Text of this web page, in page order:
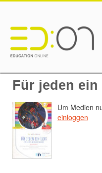
Für jeden
Um Medien
einloggen